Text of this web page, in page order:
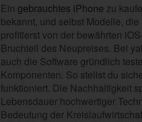
Ein gebrauchtes iPhone zu
bekannt, und selbst Modelle,
profitierst von der bewährten
Bruchteil des Neupreises. Bei
auch die Software gründlich
Komponenten. So stellst du
funktioniert. Die Nachhaltigkeit
Lebensdauer hochwertiger
Bedeutung der